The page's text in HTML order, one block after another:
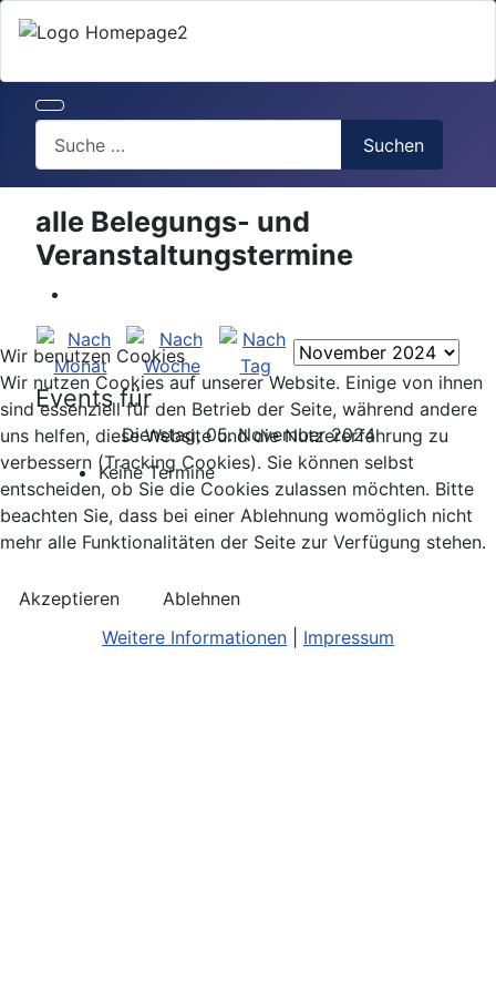
Suchen
alle Belegungs- und
Veranstaltungstermine
Events für
Dienstag, 05. November 2024
Keine Termine
Wir benutzen Cookies
Wir nutzen Cookies auf unserer Website. Einige von ihnen
sind essenziell für den Betrieb der Seite, während andere
uns helfen, diese Website und die Nutzererfahrung zu
verbessern (Tracking Cookies). Sie können selbst
entscheiden, ob Sie die Cookies zulassen möchten. Bitte
beachten Sie, dass bei einer Ablehnung womöglich nicht
mehr alle Funktionalitäten der Seite zur Verfügung stehen.
Akzeptieren
Ablehnen
Weitere Informationen
Impressum